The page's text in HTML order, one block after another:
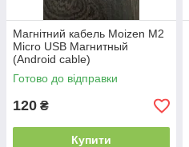
Магнітний кабель Moizen M2
Micro USB Магнитный
(Android сable)
Готово до відправки
120 ₴
Купити